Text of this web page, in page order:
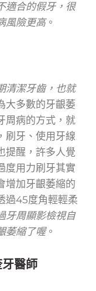
適合的假牙，很
風險更高。
清潔牙齒，也就
大多數的牙齦萎
周病的方式，就
刷牙、使用牙線
提醒，許多人覺
度用力刷牙其實
增加牙齦萎縮的
過45度角輕輕柔
牙周顯影檢視自
萎縮了喔。
醫師